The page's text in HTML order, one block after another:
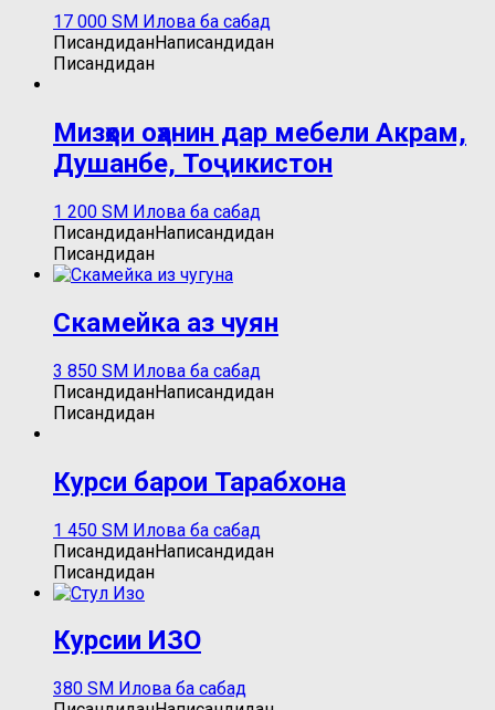
17 000 ЅМ Илова ба сабад
ПисандиданНаписандидан
Писандидан
Мизҳои оҳанин дар мебели Акрам,
Душанбе, Тоҷикистон
1 200 ЅМ Илова ба сабад
ПисандиданНаписандидан
Писандидан
Скамейка аз чуян
3 850 ЅМ Илова ба сабад
ПисандиданНаписандидан
Писандидан
Курси барои Тарабхона
1 450 ЅМ Илова ба сабад
ПисандиданНаписандидан
Писандидан
Курсии ИЗО
380 ЅМ Илова ба сабад